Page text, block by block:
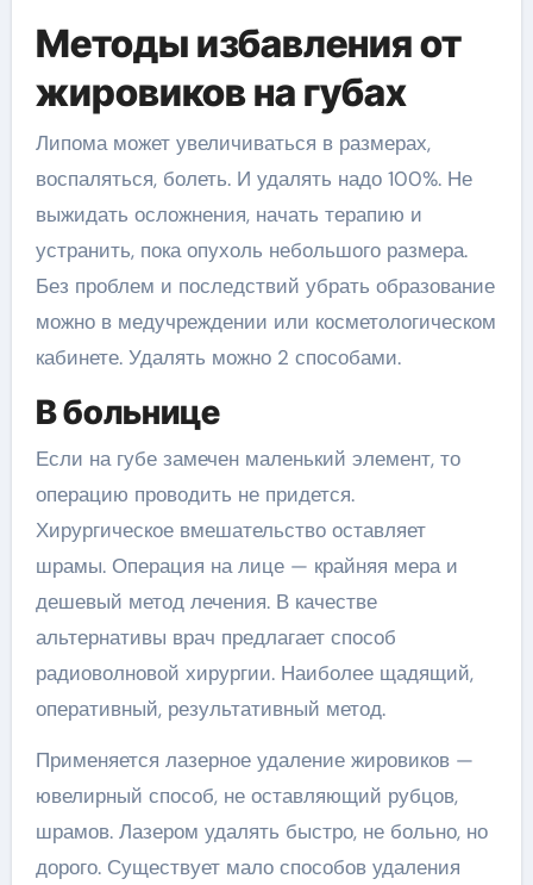
Методы избавления от
жировиков на губах
Липома может увеличиваться в размерах,
воспаляться, болеть. И удалять надо 100%. Не
выжидать осложнения, начать терапию и
устранить, пока опухоль небольшого размера.
Без проблем и последствий убрать образование
можно в медучреждении или косметологическом
кабинете. Удалять можно 2 способами.
В больнице
Если на губе замечен маленький элемент, то
операцию проводить не придется.
Хирургическое вмешательство оставляет
шрамы. Операция на лице — крайняя мера и
дешевый метод лечения. В качестве
альтернативы врач предлагает способ
радиоволновой хирургии. Наиболее щадящий,
оперативный, результативный метод.
Применяется лазерное удаление жировиков —
ювелирный способ, не оставляющий рубцов,
шрамов. Лазером удалять быстро, не больно, но
дорого. Существует мало способов удаления